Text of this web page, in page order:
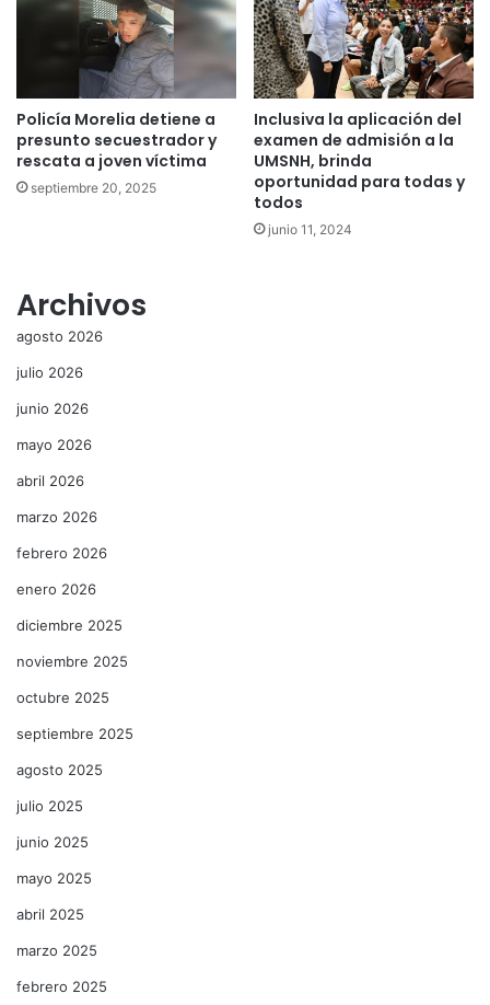
Policía Morelia detiene a
presunto secuestrador y
rescata a joven víctima
septiembre 20, 2025
Inclusiva la aplicación del
examen de admisión a la
UMSNH, brinda
oportunidad para todas y
todos
junio 11, 2024
Archivos
agosto 2026
julio 2026
junio 2026
mayo 2026
abril 2026
marzo 2026
febrero 2026
enero 2026
diciembre 2025
noviembre 2025
octubre 2025
septiembre 2025
agosto 2025
julio 2025
junio 2025
mayo 2025
abril 2025
marzo 2025
febrero 2025